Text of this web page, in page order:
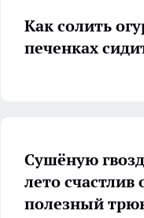
Как солить
печенках
Сушёную
лето счастлив
полезный